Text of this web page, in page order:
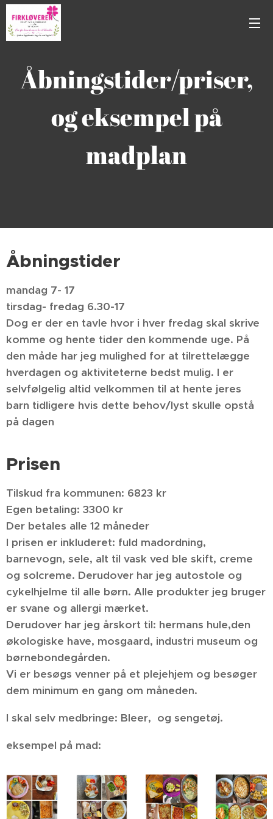
Åbningstider/priser,
og eksempel på
madplan
Åbningstider
mandag 7- 17
tirsdag- fredag 6.30-17
Dog er der en tavle hvor i hver fredag skal skrive
komme og hente tider den kommende uge. På
den måde har jeg mulighed for at tilrettelægge
hverdagen og aktiviteterne bedst mulig. I er
selvfølgelig altid velkommen til at hente jeres
barn tidligere hvis dette behov/lyst skulle opstå
på dagen
Prisen
Tilskud fra kommunen: 6823 kr
Egen betaling: 3300 kr
Der betales alle 12 måneder
I prisen er inkluderet: fuld madordning,
barnevogn, sele, alt til vask ved ble skift, creme
og solcreme. Derudover har jeg autostole og
cykelhjelme til alle børn. Alle produkter jeg bruger
er svane og allergi mærket.
Derudover har jeg årskort til: hermans hule,den
økologiske have, mosgaard, industri museum og
børnebondegården.
Vi er besøgs venner på et plejehjem og besøger
dem minimum en gang om måneden.
I skal selv medbringe: Bleer, og sengetøj.
eksempel på mad: